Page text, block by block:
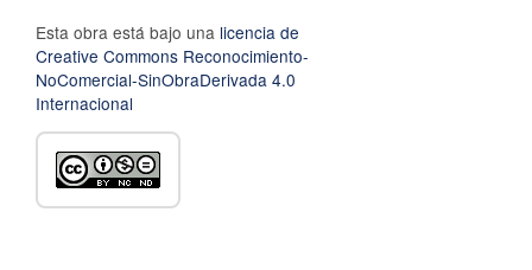
Esta obra está bajo una licencia de
Creative Commons Reconocimiento-
NoComercial-SinObraDerivada 4.0
Internacional